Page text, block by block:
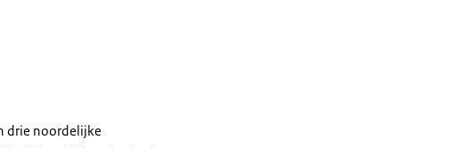
drie noordelijke